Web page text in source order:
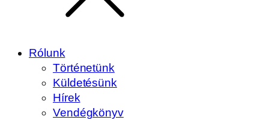
Rólunk
Történetünk
Küldetésünk
Hírek
Vendégkönyv